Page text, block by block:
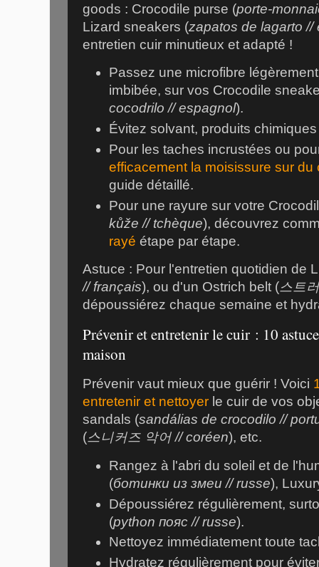
goods : Crocodile purse (porte-
Lizard sneakers (zapatos de lagarto //
entretien cuir minutieux et adapté !
Passez une microfibre
imbibée, sur vos Crocodile
cocodrilo // espagnol).
Évitez solvant, produits
Pour les taches incrustées ou
efficacement la moisissure sur du
guide détaillé.
Pour une rayure sur votre
kůže // tchèque), découvrez
rayé étape par étape.
Astuce : Pour l'entretien quotidien de
// français), ou d'un Ostrich belt (스트
dépoussiérez chaque semaine et
Prévenir et entretenir le cuir : 10
maison
Prévenir vaut mieux que guérir ! Voici
entretenir et nettoyer le cuir de vos
sandals (sandálias de crocodilo //
(스니커즈 악어 // coréen), etc.
Rangez à l'abri du soleil et de
(ботинки из змеи // russe),
Dépoussiérez régulièrement,
(python пояс // russe).
Nettoyez immédiatement toute
Hydratez régulièrement pour